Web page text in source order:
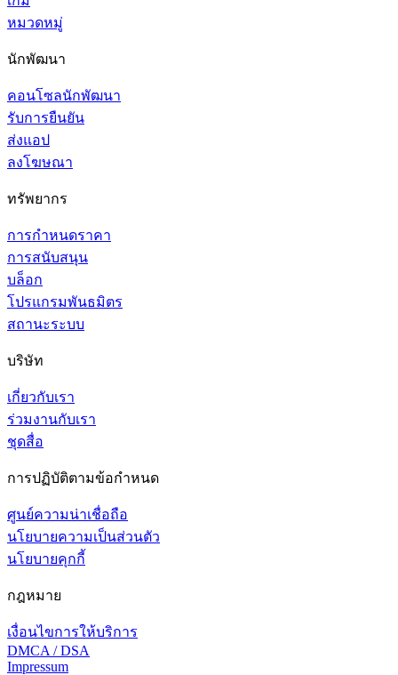
หมวดหมู่
นักพัฒนา
คอนโซลนักพัฒนา
รับการยืนยัน
ส่งแอป
ลงโฆษณา
ทรัพยากร
การกำหนดราคา
การสนับสนุน
บล็อก
โปรแกรมพันธมิตร
สถานะระบบ
บริษัท
เกี่ยวกับเรา
ร่วมงานกับเรา
ชุดสื่อ
การปฏิบัติตามข้อกำหนด
ศูนย์ความน่าเชื่อถือ
นโยบายความเป็นส่วนตัว
นโยบายคุกกี้
กฎหมาย
เงื่อนไขการให้บริการ
DMCA / DSA
Impressum